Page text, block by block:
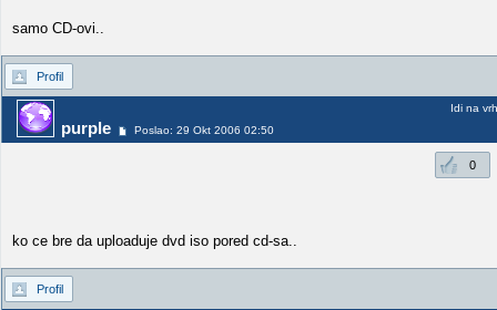
samo CD-ovi..
Profil
purple Poslao: 29 Okt 2006 02:50
Idi na vrh
0
ko ce bre da uploaduje dvd iso pored cd-sa..
Profil